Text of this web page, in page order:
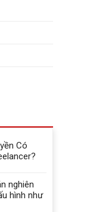
Có
nghiên
hình như